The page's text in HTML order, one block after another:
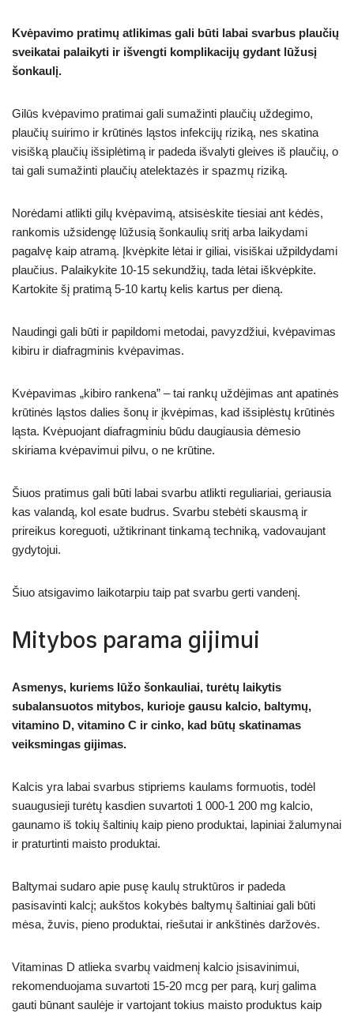
Kvėpavimo pratimų atlikimas gali būti labai svarbus plaučių
sveikatai palaikyti ir išvengti komplikacijų gydant lūžusį
šonkaulį.
Gilūs kvėpavimo pratimai gali sumažinti plaučių uždegimo,
plaučių suirimo ir krūtinės ląstos infekcijų riziką, nes skatina
visišką plaučių išsiplėtimą ir padeda išvalyti gleives iš plaučių, o
tai gali sumažinti plaučių atelektazės ir spazmų riziką.
Norėdami atlikti gilų kvėpavimą, atsisėskite tiesiai ant kėdės,
rankomis užsidengę lūžusią šonkaulių sritį arba laikydami
pagalvę kaip atramą. Įkvėpkite lėtai ir giliai, visiškai užpildydami
plaučius. Palaikykite 10-15 sekundžių, tada lėtai iškvėpkite.
Kartokite šį pratimą 5-10 kartų kelis kartus per dieną.
Naudingi gali būti ir papildomi metodai, pavyzdžiui, kvėpavimas
kibiru ir diafragminis kvėpavimas.
Kvėpavimas „kibiro rankena” – tai rankų uždėjimas ant apatinės
krūtinės ląstos dalies šonų ir įkvėpimas, kad išsiplėstų krūtinės
ląsta. Kvėpuojant diafragminiu būdu daugiausia dėmesio
skiriama kvėpavimui pilvu, o ne krūtine.
Šiuos pratimus gali būti labai svarbu atlikti reguliariai, geriausia
kas valandą, kol esate budrus. Svarbu stebėti skausmą ir
prireikus koreguoti, užtikrinant tinkamą techniką, vadovaujant
gydytojui.
Šiuo atsigavimo laikotarpiu taip pat svarbu gerti vandenį.
Mitybos parama gijimui
Asmenys, kuriems lūžo šonkauliai, turėtų laikytis
subalansuotos mitybos, kurioje gausu kalcio, baltymų,
vitamino D, vitamino C ir cinko, kad būtų skatinamas
veiksmingas gijimas.
Kalcis yra labai svarbus stipriems kaulams formuotis, todėl
suaugusieji turėtų kasdien suvartoti 1 000-1 200 mg kalcio,
gaunamo iš tokių šaltinių kaip pieno produktai, lapiniai žalumynai
ir praturtinti maisto produktai.
Baltymai sudaro apie pusę kaulų struktūros ir padeda
pasisavinti kalcį; aukštos kokybės baltymų šaltiniai gali būti
mėsa, žuvis, pieno produktai, riešutai ir ankštinės daržovės.
Vitaminas D atlieka svarbų vaidmenį kalcio įsisavinimui,
rekomenduojama suvartoti 15-20 mcg per parą, kurį galima
gauti būnant saulėje ir vartojant tokius maisto produktus kaip